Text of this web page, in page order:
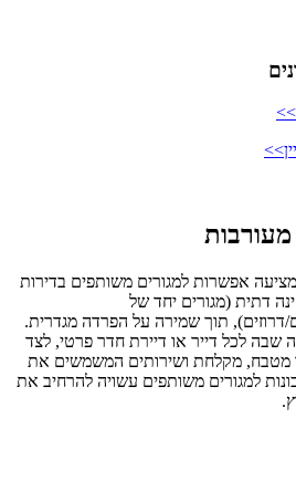
מעורבות
אפשרות למגורים משותפים בדירות
דתית (מגורים יחד של
דרוזים), תוך שמירה על הפרדה מגדרית.
שבה לכל דייר או דיירת חדר פרטי, לצד
מטבח, מקלחת ושירותים המשמשים את
למגורים משותפים עשויה להרחיב את